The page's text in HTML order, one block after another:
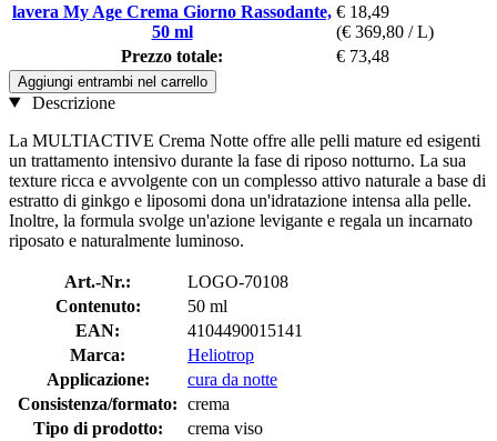
lavera My Age Crema Giorno Rassodante,
50 ml
€ 18,49
(€ 369,80 / L)
Prezzo totale:
€ 73,48
Aggiungi entrambi nel carrello
Descrizione
La MULTIACTIVE Crema Notte offre alle pelli mature ed esigenti
un trattamento intensivo durante la fase di riposo notturno. La sua
texture ricca e avvolgente con un complesso attivo naturale a base di
estratto di ginkgo e liposomi dona un'idratazione intensa alla pelle.
Inoltre, la formula svolge un'azione levigante e regala un incarnato
riposato e naturalmente luminoso.
Art.-Nr.:
LOGO-70108
Contenuto:
50 ml
EAN:
4104490015141
Marca:
Heliotrop
Applicazione:
cura da notte
Consistenza/formato: crema
Tipo di prodotto:
crema viso